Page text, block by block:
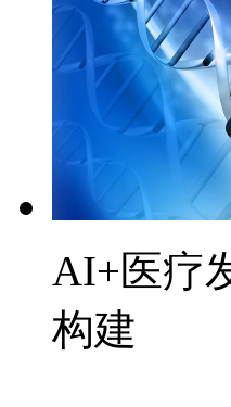
AI+医疗
构建